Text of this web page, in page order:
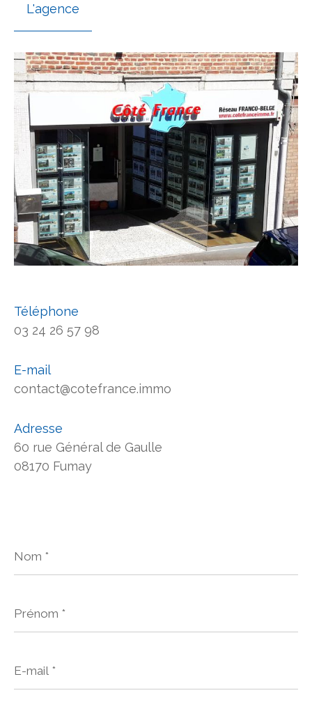
L'agence
Téléphone
03 24 26 57 98
E-mail
contact@cotefrance.immo
Adresse
60 rue Général de Gaulle
08170 Fumay
*
*
mail